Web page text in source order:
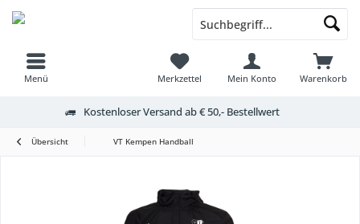
Menü Warenkorb
Merkzettel Mein Konto
Kostenloser Versand ab € 50,- Bestellwert
Übersicht VT Kempen Handball